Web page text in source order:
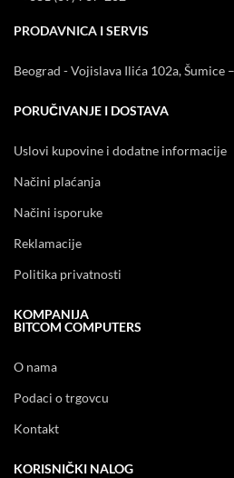
PRODAVNICA I SERVIS
Beograd - Vojislava Ilića 102a, Šumice
PORUČIVANJE I DOSTAVA
Uslovi kupovine i dodatne informacije
Načini plaćanja
Načini isporuke
Reklamacije
Politika privatnosti
KOMPANIJA
BITCOM COMPUTERS
O nama
Podaci o trgovcu
Kontakt
KORISNIČKI NALOG